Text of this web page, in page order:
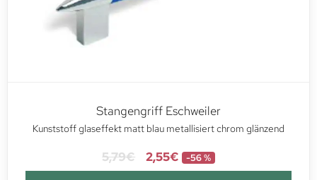
Stangengriff Eschweiler
Kunststoff glaseffekt matt blau metallisiert chrom glänzend
5,79€ 2,55€ -56 %